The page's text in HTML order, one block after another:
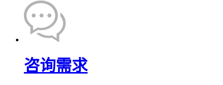
咨询需求